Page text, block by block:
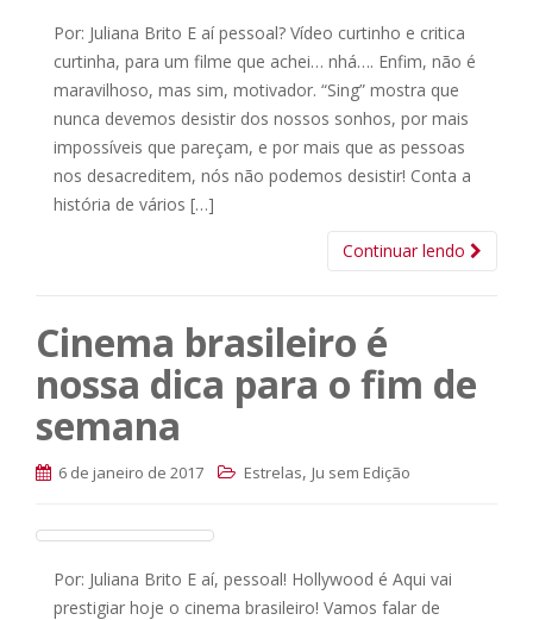
Por: Juliana Brito E aí pessoal? Vídeo curtinho e critica
curtinha, para um filme que achei… nhá…. Enfim, não é
maravilhoso, mas sim, motivador. “Sing” mostra que
nunca devemos desistir dos nossos sonhos, por mais
impossíveis que pareçam, e por mais que as pessoas
nos desacreditem, nós não podemos desistir! Conta a
história de vários […]
Continuar lendo
Cinema brasileiro é
nossa dica para o fim de
semana
6 de janeiro de 2017 Estrelas, Ju sem Edição
Por: Juliana Brito E aí, pessoal! Hollywood é Aqui vai
prestigiar hoje o cinema brasileiro! Vamos falar de